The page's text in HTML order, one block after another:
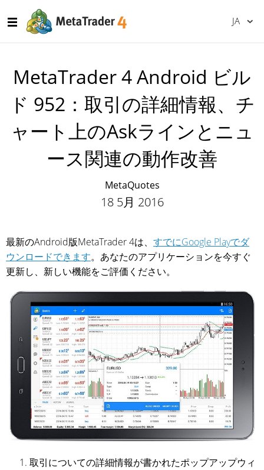
JA
MetaTrader 4 Android ビル
ド 952：取引の詳細情報、チ
ャート上のAskラインとニュ
ース関連の動作改善
MetaQuotes
18 5月 2016
最新のAndroid版MetaTrader 4は、 すでにGoogle Playでダ
ウンロードできます。あなたのアプリケーションを今すぐ
更新し、新しい機能をご評価ください。
取引についての詳細情報が書かれたポップアップウィ